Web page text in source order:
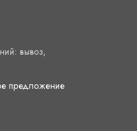
вывоз,
предложение